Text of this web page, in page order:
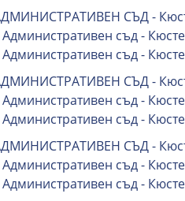
СЪД -
съд -
Административен съд -
СЪД -
съд -
Административен съд -
СЪД -
съд -
Административен съд -